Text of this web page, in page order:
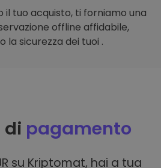
tuo acquisto, ti forniamo una
offline affidabile,
la sicurezza dei tuoi .
di pagamento
su Kriptomat, hai a tua